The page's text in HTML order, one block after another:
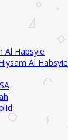
Al Habsyie
Al Habsyie